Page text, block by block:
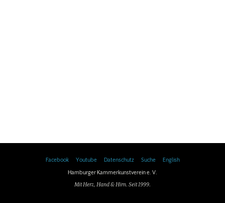
Facebook Youtube Datenschutz Suche
English
Hamburger Kammerkunstverein e. V.
Mit Herz, Hand & Hirn. Seit 1999.